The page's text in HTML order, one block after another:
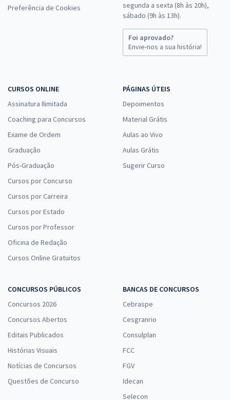
Preferência de Cookies
segunda a sexta (8h às 20h),
sábado (9h às 13h).
Foi aprovado?
Envie-nos a sua história!
CURSOS ONLINE
Assinatura Ilimitada
Coaching para Concursos
Exame de Ordem
Graduação
Pós-Graduação
Cursos por Concurso
Cursos por Carreira
Cursos por Estado
Cursos por Professor
Oficina de Redação
Cursos Online Gratuitos
PÁGINAS ÚTEIS
Depoimentos
Material Grátis
Aulas ao Vivo
Aulas Grátis
Sugerir Curso
CONCURSOS PÚBLICOS
Concursos 2026
Concursos Abertos
Editais Publicados
Histórias Visuais
Notícias de Concursos
Questões de Concurso
BANCAS DE CONCURSOS
Cebraspe
Cesgranrio
Consulplan
FCC
FGV
Idecan
Selecon